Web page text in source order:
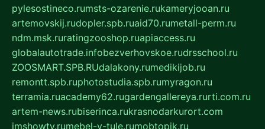
pylesostineco.rumsts-ozarenie.rukameryjooan.ru
artemovskij.rudopler.spb.ruaid70.rumetall-perm.ru
ndm.msk.ruratingzooshop.ruapiaccess.ru
globalautotrade.infobezverhovskoe.rudrsschool.ru
ZOOSMART.SPB.RUdalakony.rumedikijob.ru
remontt.spb.ruphotostudia.spb.rumyragon.ru
terramia.ruacademy62.rugardengallereya.rurti.com.ru
artem-news.rubiserinca.rukrasnodarkurort.com
imshowtv.rumebel-v-tule.rumobtopik.ru